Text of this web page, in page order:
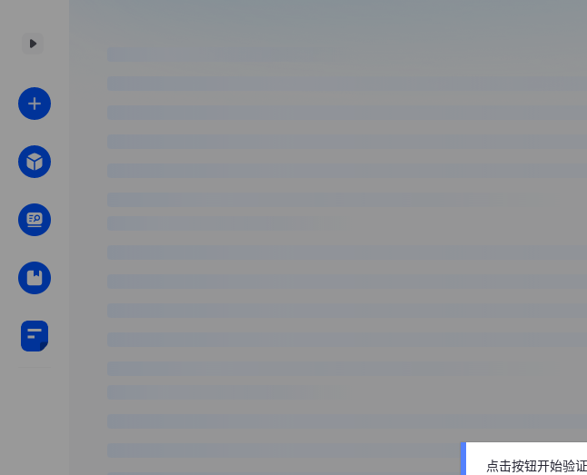
点击按钮开始验证